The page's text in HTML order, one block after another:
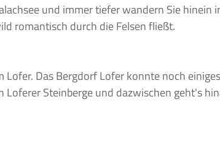
und immer tiefer wandern Sie hinein
romantisch durch die Felsen fließt.
Das Bergdorf Lofer konnte noch
Steinberge und dazwischen geht's